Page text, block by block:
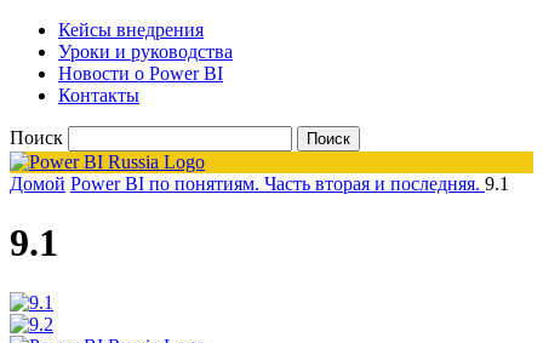
Кейсы внедрения
Уроки и руководства
Новости о Power BI
Контакты
Поиск
Домой Power BI по понятиям. Часть вторая и последняя. 9.1
9.1